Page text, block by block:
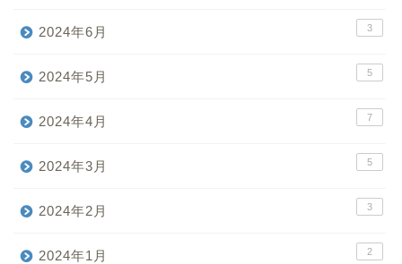
2024年6月 3
2024年5月 5
2024年4月 7
2024年3月 5
2024年2月 3
2024年1月 2